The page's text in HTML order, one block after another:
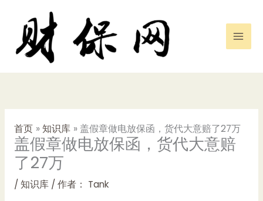
首页 知识库 盖假章做电放保函，货代大意赔了27万
盖假章做电放保函，货代大意赔
了27万
/ 知识库/ 作者： Tank